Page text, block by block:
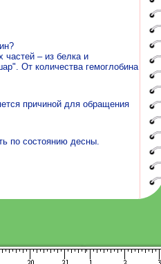
частей – из белка и
От количества гемоглобина
причиной для обращения
по состоянию десны.